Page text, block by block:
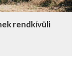
rendkívüli